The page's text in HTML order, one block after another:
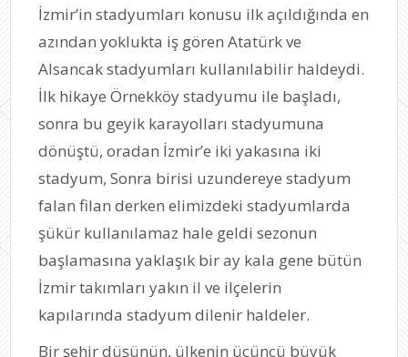
İzmir’in stadyumları konusu ilk açıldığında en
azından yoklukta iş gören Atatürk ve
Alsancak stadyumları kullanılabilir haldeydi.
İlk hikaye Örnekköy stadyumu ile başladı,
sonra bu geyik karayolları stadyumuna
dönüştü, oradan İzmir’e iki yakasına iki
stadyum, Sonra birisi uzundereye stadyum
falan filan derken elimizdeki stadyumlarda
şükür kullanılamaz hale geldi sezonun
başlamasına yaklaşık bir ay kala gene bütün
İzmir takımları yakın il ve ilçelerin
kapılarında stadyum dilenir haldeler.
Bir şehir düşünün, ülkenin üçüncü büyük